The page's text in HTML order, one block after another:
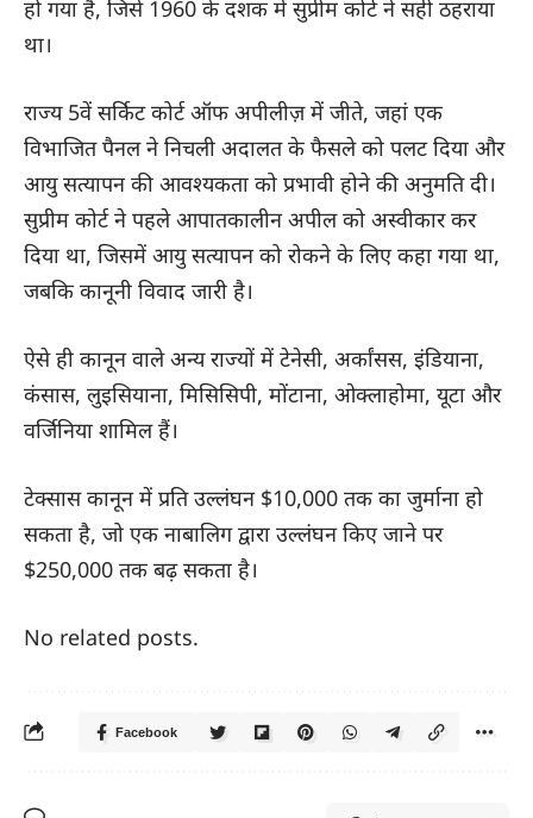
हो गया है, जिसे 1960 के दशक में सुप्रीम कोर्ट ने सही ठहराया
था।
राज्य 5वें सर्किट कोर्ट ऑफ अपीलीज़ में जीते, जहां एक
विभाजित पैनल ने निचली अदालत के फैसले को पलट दिया और
आयु सत्यापन की आवश्यकता को प्रभावी होने की अनुमति दी।
सुप्रीम कोर्ट ने पहले आपातकालीन अपील को अस्वीकार कर
दिया था, जिसमें आयु सत्यापन को रोकने के लिए कहा गया था,
जबकि कानूनी विवाद जारी है।
ऐसे ही कानून वाले अन्य राज्यों में टेनेसी, अर्कांसस, इंडियाना,
कंसास, लुइसियाना, मिसिसिपी, मोंटाना, ओक्लाहोमा, यूटा और
वर्जिनिया शामिल हैं।
टेक्सास कानून में प्रति उल्लंघन $10,000 तक का जुर्माना हो
सकता है, जो एक नाबालिग द्वारा उल्लंघन किए जाने पर
$250,000 तक बढ़ सकता है।
No related posts.
Facebook